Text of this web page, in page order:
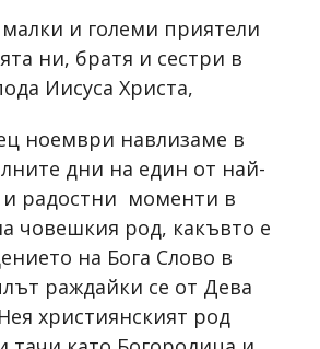
и големи приятели
ни, братя и сестри в
Иисуса Христа,
ноември навлизаме в
дни на един от най-
и радостни моменти в
човешкия род, какъвто е
на Бога Слово в
раждайки се от Дева
християнският род